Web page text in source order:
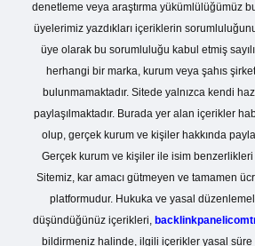
denetleme veya araştırma yükümlülüğümüz
üyelerimiz yazdıkları içeriklerin
üye olarak bu sorumluluğu kabul etmiş
herhangi bir marka, kurum veya şahıs
bulunmamaktadır. Sitede yalnızca kendi
paylaşılmaktadır. Burada yer alan içerikler
olup, gerçek kurum ve kişiler hakkında
Gerçek kurum ve kişiler ile isim
Sitemiz, kar amacı gütmeyen ve tamamen
platformudur. Hukuka ve yasal
düşündüğünüz içerikleri,
bildirmeniz halinde, ilgili içerikler yasal